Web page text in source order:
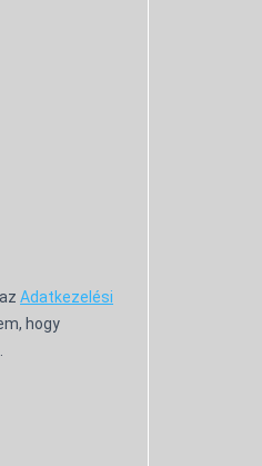
Adatkezelési
hogy